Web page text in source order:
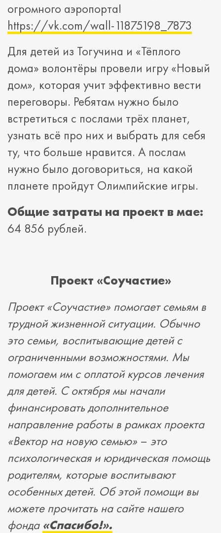
огромного аэропорта!
https://vk.com/wall-11875198_7873
Для детей из Тогучина и «Тёплого
дома» волонтёры провели игру «Новый
дом», которая учит эффективно вести
переговоры. Ребятам нужно было
встретиться с послами трёх планет,
узнать всё про них и выбрать для себя
ту, что больше нравится. А послам
нужно было договориться, на какой
планете пройдут Олимпийские игры.
Общие затраты на проект в мае:
64 856 рублей.
Проект «Соучастие»
Проект «Соучастие» помогает семьям в
трудной жизненной ситуации. Обычно
это семьи, воспитывающие детей с
ограниченными возможностями. Мы
помогаем им с оплатой курсов лечения
для детей. С октября мы начали
финансировать дополнительное
направление работы в рамках проекта
«Вектор на новую семью» – это
психологическая и юридическая помощь
родителям, которые воспитывают
особенных детей. Об этой помощи вы
можете прочитать на сайте нашего
фонда «Спасибо!».